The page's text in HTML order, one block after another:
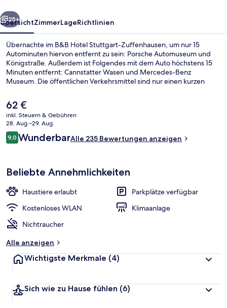
Weiter
25+
ÜbersichtZimmerLageRichtlinien
Übernachte im B&B Hotel Stuttgart-Zuffenhausen, um nur 15
Autominuten hiervon entfernt zu sein: Porsche Automuseum und
Königstraße. Außerdem ist Folgendes mit dem Auto höchstens 15
Minuten entfernt: Cannstatter Wasen und Mercedes-Benz
Museum. Die öffentlichen Verkehrsmittel sind nur einen kurzen
Porscheplatz sind es 5 Minuten und zur U-Bahn-Station
Salzwiesenstraße 13 Minuten.
Der
aktuelle
Preis
beträgt
62 €.
62 €
inkl. Steuern & Gebühren
28. Aug.–29. Aug.
Bewertungen
9,09,0 von 10.
WunderbarAlle 235 Bewertungen anzeigen
Beliebte Annehmlichkeiten
Haustiere erlaubt
Parkplätze verfügbar
Kostenloses WLAN
Klimaanlage
Nichtraucher
Alle anzeigen
Wichtigste Merkmale (4)
Sich wie zu Hause fühlen (6)